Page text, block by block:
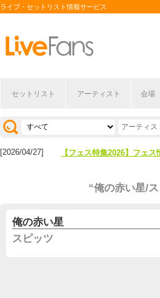
ライブ・セットリスト情報サービス
セットリスト アーティスト 会場
[2026/07/28] 【ライブ動員ランキング
[2026/04/27] 【フェス特集2026】フェス
“俺の赤い星/
俺の赤い星
スピッツ